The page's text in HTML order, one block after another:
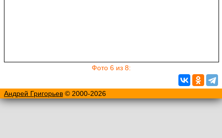
Фото 6 из 8:
Андрей Григорьев © 2000-2026